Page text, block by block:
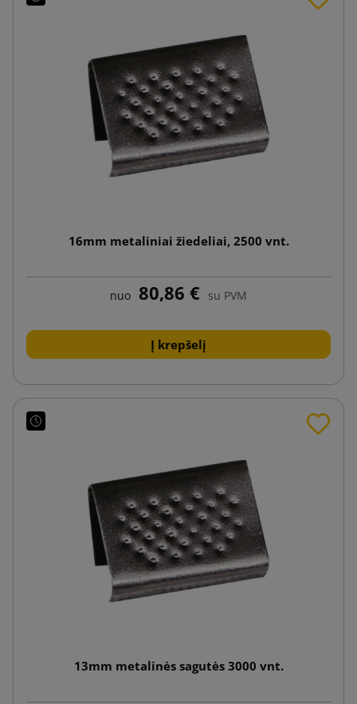
16mm metaliniai žiedeliai, 2500 vnt.
nuo 80,86 € su PVM
Į krepšelį
13mm metalinės sagutės 3000 vnt.